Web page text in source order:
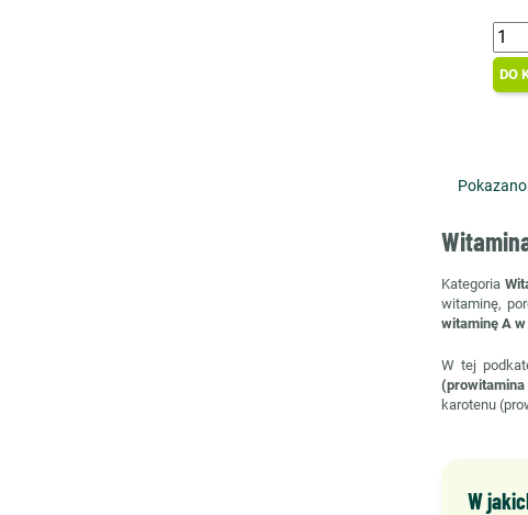
DO
Kategoria
witaminę,
witaminę A
W tej
karotenu
W